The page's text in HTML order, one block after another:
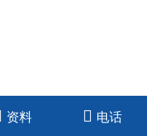
资料 电话